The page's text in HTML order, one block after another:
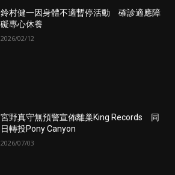
鈴村健一因身體不適暫停活動 確診適應障
礙專心休養
2026/02/12
宮野真守無預警宣佈離巢King Records 同
日轉投Pony Canyon
2026/07/03